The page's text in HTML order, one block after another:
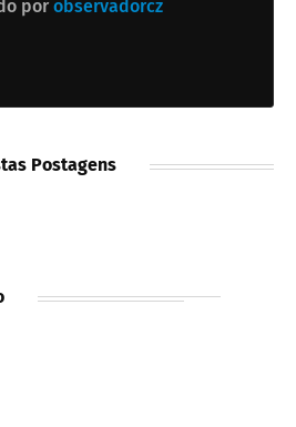
por observadorcz
Postagens